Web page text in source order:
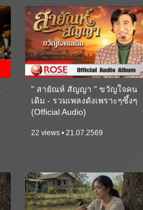
" สายัณห์ สัญญา " ขวัญใจคน
เดิม - รวมเพลงดังเพราะๆซึ้งๆ
(Official Audio)
22 views • 21.07.2569